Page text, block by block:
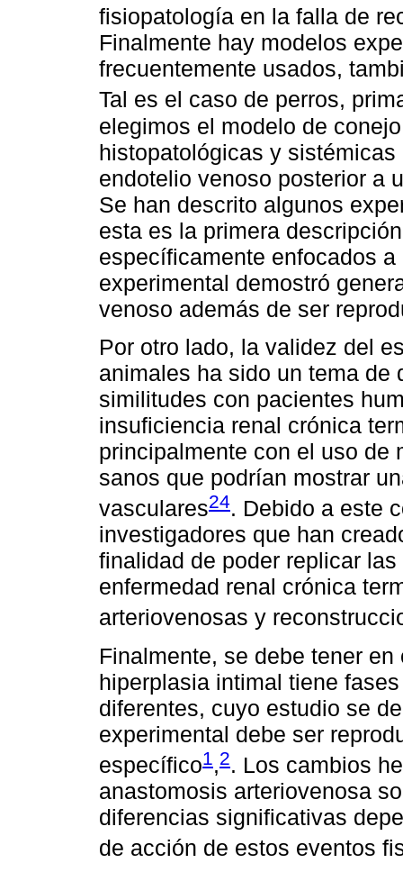
fisiopatología en la falla de
Finalmente hay modelos
frecuentemente usados,
Tal es el caso de perros,
elegimos el modelo de
histopatológicas y
endotelio venoso posterior a
Se han descrito algunos
esta es la primera
específicamente enfocados
experimental demostró
venoso además de ser
Por otro lado, la validez del
animales ha sido un tema de
similitudes con pacientes
insuficiencia renal crónica
principalmente con el uso de
sanos que podrían mostrar
vasculares24. Debido a este
investigadores que han
finalidad de poder replicar
enfermedad renal crónica
arteriovenosas y
Finalmente, se debe tener
hiperplasia intimal tiene
diferentes, cuyo estudio se
experimental debe ser
específico1,2. Los cambios
anastomosis arteriovenosa
diferencias significativas
de acción de estos eventos